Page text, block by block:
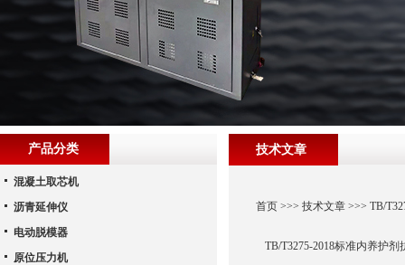
技术文章
首页>>> 技术文章>>> TB/
TB/T3275-2018标准内养护
产品分类
混凝土取芯机
沥青延伸仪
电动脱模器
原位压力机